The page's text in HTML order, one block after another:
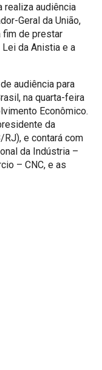
realiza audiência
Geral da União,
fim de prestar
da Anistia e a
audiência para
na quarta-feira
Econômico.
da
e contará com
da Indústria –
– CNC, e as